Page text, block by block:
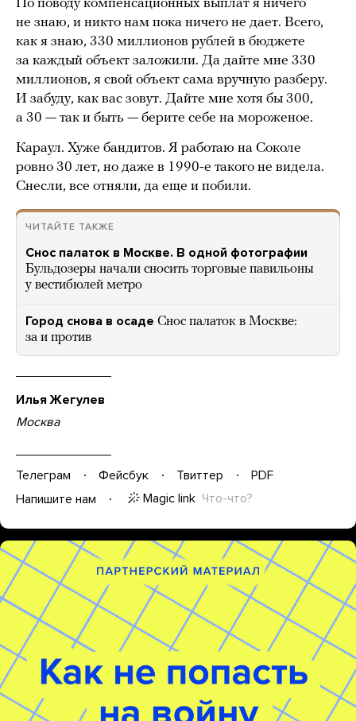
По поводу компенсационных выплат я ничего
не знаю, и никто нам пока ничего не дает. Всего,
как я знаю, 330 миллионов рублей в бюджете
за каждый объект заложили. Да дайте мне 330
миллионов, я свой объект сама вручную разберу.
И забуду, как вас зовут. Дайте мне хотя бы 300,
а 30 — так и быть — берите себе на мороженое.
Караул. Хуже бандитов. Я работаю на Соколе
ровно 30 лет, но даже в 1990-е такого не видела.
Снесли, все отняли, да еще и побили.
ЧИТАЙТЕ ТАКЖЕ
Снос палаток в Москве. В одной фотографии
Бульдозеры начали сносить торговые павильоны
у вестибюлей метро
Город снова в осаде Снос палаток в Москве:
за и против
Илья Жегулев
Москва
Телеграм Фейсбук Твиттер
PDF
Напишите нам
Magic link Что-что?